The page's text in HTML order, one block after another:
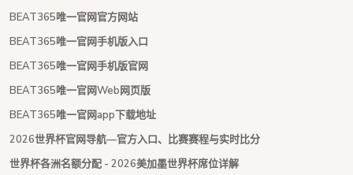
BEAT365唯一官网官方网站
BEAT365唯一官网手机版入口
BEAT365唯一官网手机版官网
BEAT365唯一官网Web网页版
BEAT365唯一官网app下载地址
2026世界杯官网导航—官方入口、比赛赛程与实时比分
世界杯各洲名额分配 - 2026美加墨世界杯席位详解